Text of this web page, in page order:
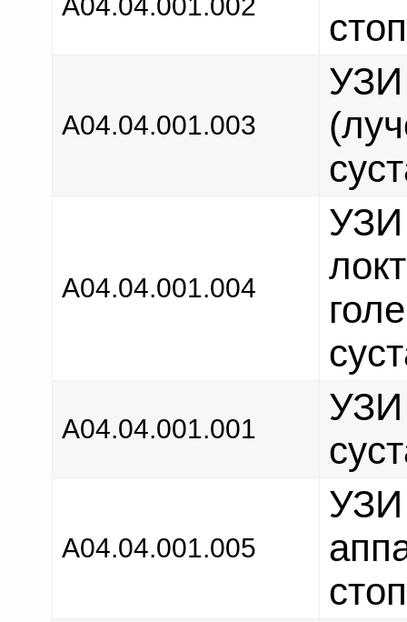
А04.04.001.003
УЗИ
А04.04.001.004
УЗИ
А04.04.001.001
УЗИ
А04.04.001.005
УЗИ
стоп